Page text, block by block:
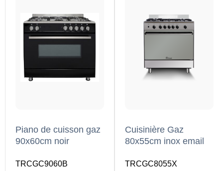
Piano de cuisson gaz
90x60cm noir
TRCGC9060B
Cuisinière Gaz
80x55cm inox email
TRCGC8055X